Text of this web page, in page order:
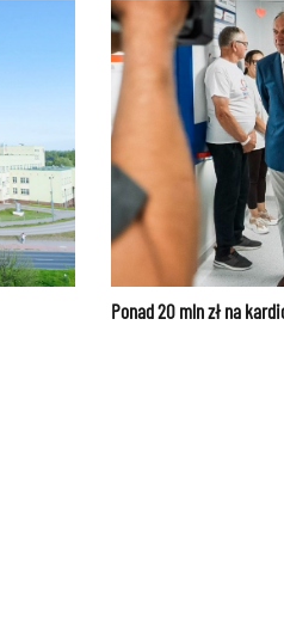
Ponad 20 mln zł na